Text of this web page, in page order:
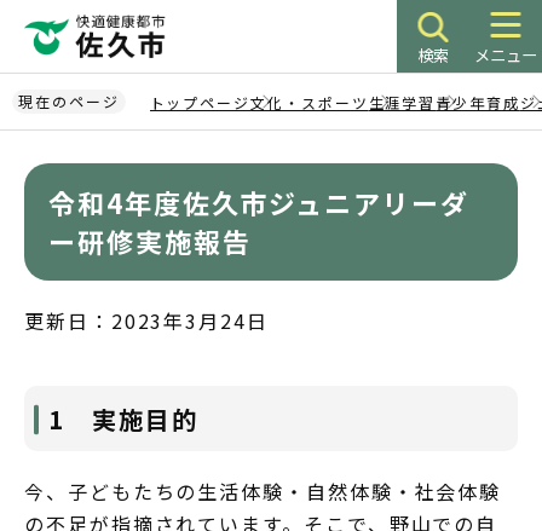
ペ
ー
ジ
検索 メニュー
現在のページ トップページ文化・スポーツ 生涯学習 青少年育成ジ
令和4年度佐久市ジュニアリーダ
ー研修実施報告
更新日：2023年3月24日
1 実施目的
今、子どもたちの生活体験・自然体験・社会体験
の不足が指摘されています。そこで、野山での自